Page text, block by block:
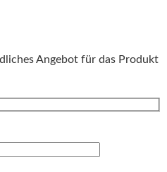
Angebot für das Produkt